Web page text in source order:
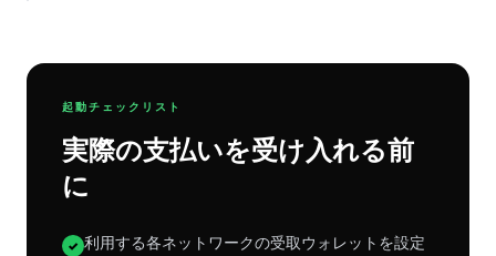
起動チェックリスト
実際の支払いを受け入れる前
に
✓ 利用する各ネットワークの受取ウォレットを設定